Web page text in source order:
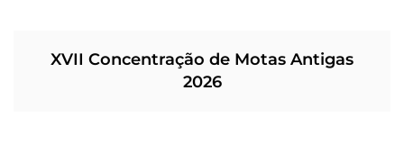
XVII Concentração de Motas Antigas
2026